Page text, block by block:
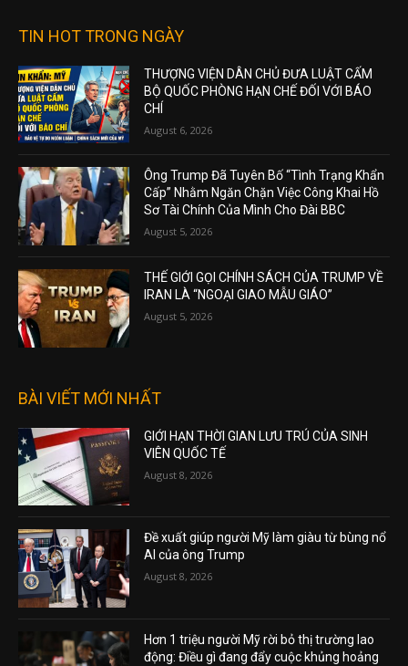
TIN HOT TRONG NGÀY
THƯỢNG VIỆN DÂN CHỦ ĐƯA LUẬT CẤM
BỘ QUỐC PHÒNG HẠN CHẾ ĐỐI VỚI BÁO
CHÍ
August 6, 2026
Ông Trump Đã Tuyên Bố “Tình Trạng Khẩn
Cấp” Nhằm Ngăn Chặn Việc Công Khai Hồ
Sơ Tài Chính Của Mình Cho Đài BBC
August 5, 2026
THẾ GIỚI GỌI CHÍNH SÁCH CỦA TRUMP VỀ
IRAN LÀ “NGOẠI GIAO MẪU GIÁO”
August 5, 2026
BÀI VIẾT MỚI NHẤT
GIỚI HẠN THỜI GIAN LƯU TRÚ CỦA SINH
VIÊN QUỐC TẾ
August 8, 2026
Đề xuất giúp người Mỹ làm giàu từ bùng nổ
AI của ông Trump
August 8, 2026
Hơn 1 triệu người Mỹ rời bỏ thị trường lao
động: Điều gì đang đẩy cuộc khủng hoảng